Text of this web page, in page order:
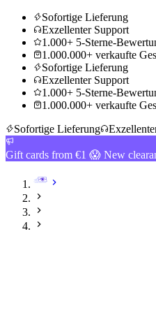
Sofortige Lieferung
Exzellenter Support
1.000+ 5-Sterne-
1.000.000+ verkaufte
Sofortige Lieferung
Exzellenter Support
1.000+ 5-Sterne-
1.000.000+ verkaufte
Sofortige Lieferung
Gift cards from €1 😱 New